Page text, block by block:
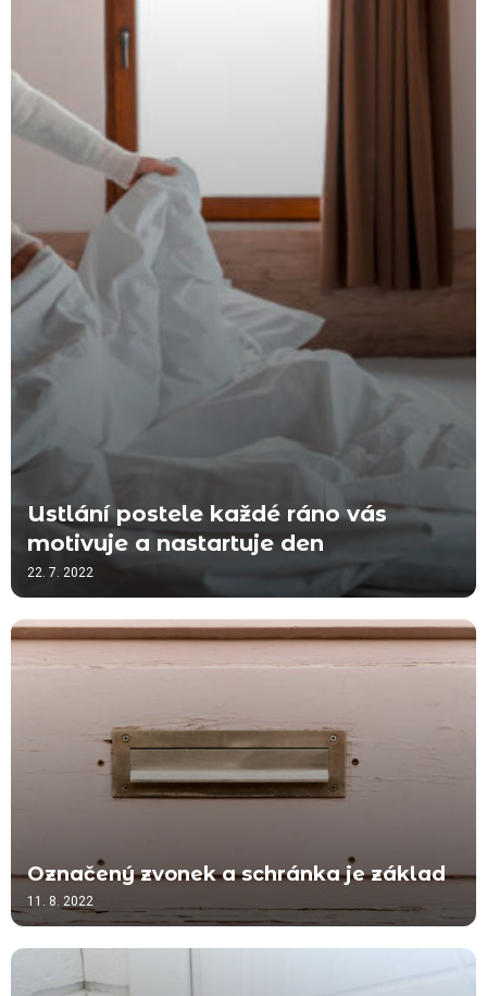
Ustlání postele každé ráno vás
motivuje a nastartuje den
22. 7. 2022
Označený zvonek a schránka je základ
11. 8. 2022